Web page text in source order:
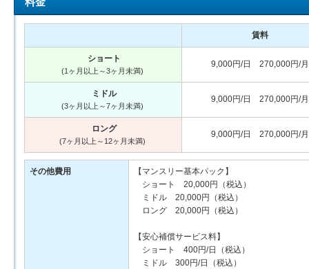
賃料
ショート
(1ヶ月以上～3ヶ月未満)
9,000円/日 270,000円/月
ミドル
(3ヶ月以上～7ヶ月未満)
9,000円/日 270,000円/月
ロング
(7ヶ月以上～12ヶ月未満)
9,000円/日 270,000円/月
その他費用
【マンスリー基本パック】
ショート 20,000円（税込）
ミドル 20,000円（税込）
ロング 20,000円（税込）
【安心補償サービス料】
ショート 400円/日（税込）
ミドル 300円/日（税込）